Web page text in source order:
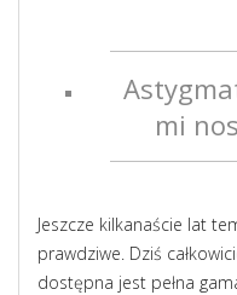
mi
Jeszcze kilkanaście lat
prawdziwe. Dziś
dostępna jest pełna